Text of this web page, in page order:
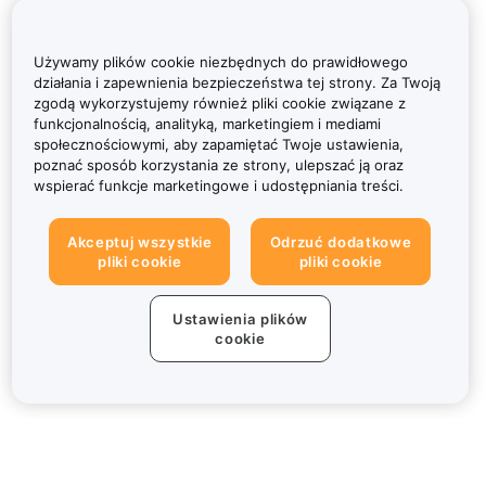
Używamy plików cookie niezbędnych do prawidłowego
działania i zapewnienia bezpieczeństwa tej strony. Za Twoją
zgodą wykorzystujemy również pliki cookie związane z
funkcjonalnością, analityką, marketingiem i mediami
społecznościowymi, aby zapamiętać Twoje ustawienia,
poznać sposób korzystania ze strony, ulepszać ją oraz
wspierać funkcje marketingowe i udostępniania treści.
Akceptuj wszystkie
pliki cookie
Odrzuć dodatkowe
pliki cookie
Ustawienia plików
cookie